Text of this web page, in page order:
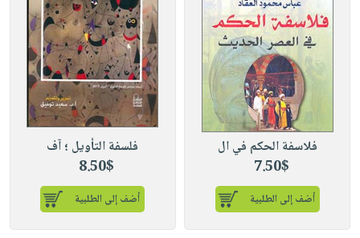
فلاسفة الحكم في ال
7.50$
أضف إلى الطلبية
فلسفة التأويل ؛ آف
8.50$
أضف إلى الطلبية